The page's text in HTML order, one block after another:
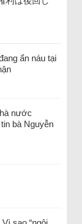
ẩn náu tại
nước
bà Nguyễn